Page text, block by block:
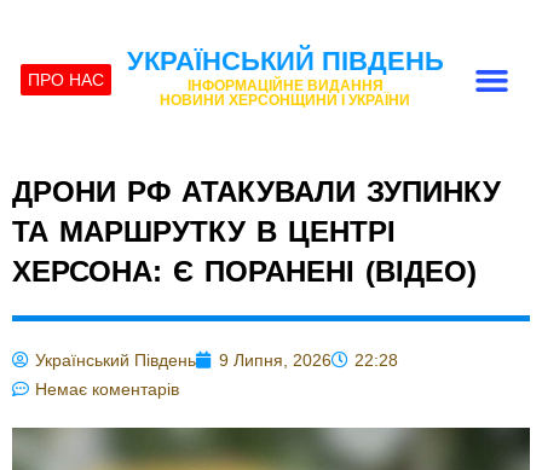
ПРО НАС
УКРАЇНСЬКИЙ ПІВДЕНЬ
ІНФОРМАЦІЙНЕ ВИДАННЯ
НОВИНИ ХЕРСОНЩИНИ І УКРАЇНИ
ДРОНИ РФ АТАКУВАЛИ ЗУПИНКУ
ТА МАРШРУТКУ В ЦЕНТРІ
ХЕРСОНА: Є ПОРАНЕНІ (ВІДЕО)
Український Південь 9 Липня, 2026
22:28
Немає коментарів